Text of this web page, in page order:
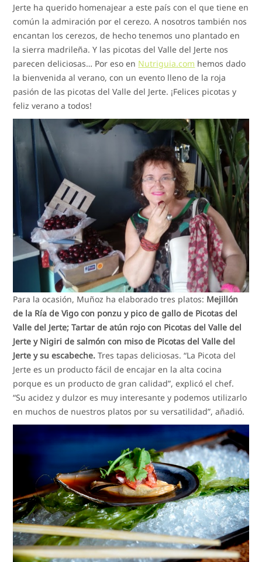
Jerte ha querido homenajear a este país con el que tiene en
común la admiración por el cerezo. A nosotros también nos
encantan los cerezos, de hecho tenemos uno plantado en
la sierra madrileña. Y las picotas del Valle del Jerte nos
parecen deliciosas… Por eso en Nutriguia.com hemos dado
la bienvenida al verano, con un evento lleno de la roja
pasión de las picotas del Valle del Jerte. ¡Felices picotas y
feliz verano a todos!
Para la ocasión, Muñoz ha elaborado tres platos: Mejillón
de la Ría de Vigo con ponzu y pico de gallo de Picotas del
Valle del Jerte; Tartar de atún rojo con Picotas del Valle del
Jerte y Nigiri de salmón con miso de Picotas del Valle del
Jerte y su escabeche. Tres tapas deliciosas. “La Picota del
Jerte es un producto fácil de encajar en la alta cocina
porque es un producto de gran calidad”, explicó el chef.
“Su acidez y dulzor es muy interesante y podemos utilizarlo
en muchos de nuestros platos por su versatilidad”, añadió.